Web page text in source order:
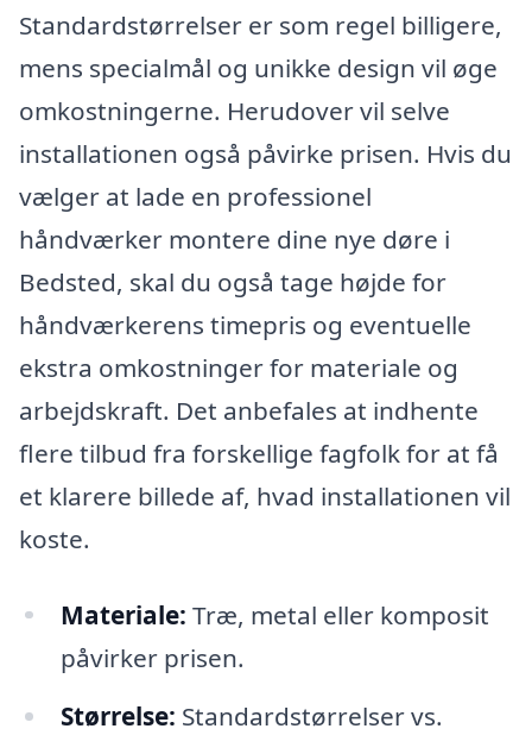
Standardstørrelser er som regel billigere,
mens specialmål og unikke design vil øge
omkostningerne. Herudover vil selve
installationen også påvirke prisen. Hvis du
vælger at lade en professionel
håndværker montere dine nye døre i
Bedsted, skal du også tage højde for
håndværkerens timepris og eventuelle
ekstra omkostninger for materiale og
arbejdskraft. Det anbefales at indhente
flere tilbud fra forskellige fagfolk for at få
et klarere billede af, hvad installationen vil
koste.
Materiale: Træ, metal eller komposit
påvirker prisen.
Størrelse: Standardstørrelser vs.